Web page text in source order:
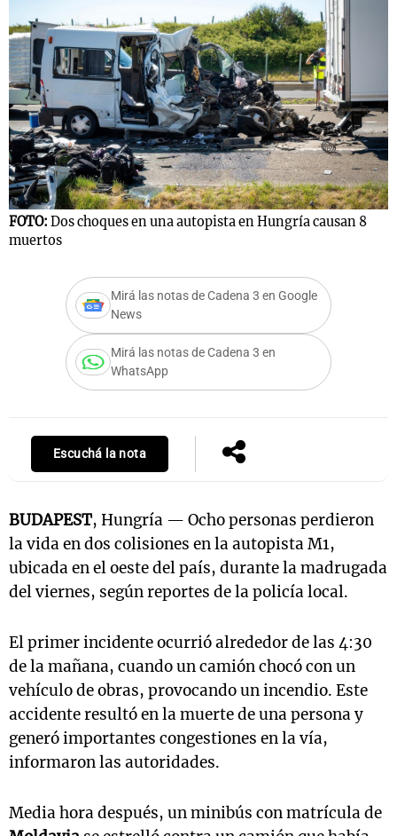
FOTO: Dos choques en una autopista en Hungría causan 8
muertos
Mirá las notas de Cadena 3 en Google
News
Mirá las notas de Cadena 3 en
WhatsApp
Escuchá la nota
BUDAPEST, Hungría — Ocho personas perdieron
la vida en dos colisiones en la autopista M1,
ubicada en el oeste del país, durante la madrugada
del viernes, según reportes de la policía local.
El primer incidente ocurrió alrededor de las 4:30
de la mañana, cuando un camión chocó con un
vehículo de obras, provocando un incendio. Este
accidente resultó en la muerte de una persona y
generó importantes congestiones en la vía,
informaron las autoridades.
Media hora después, un minibús con matrícula de